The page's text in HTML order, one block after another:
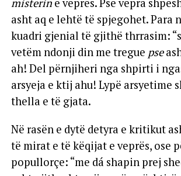
misterine veprës. Pse vepra
asht aq e lehtë të spjegohet. Para
kuadri gjenial të gjithë thrrasim:
vetëm ndonji din me tregue pse
ah! Del përnjiheri nga shpirti i
arsyeja e ktij ahu! Lypë arsyetime
thella e të gjata.
Në rasën e dytë detyra e kritikut
të mirat e të këqijat e veprës, ose
popullorçe: “me dá shapin prej